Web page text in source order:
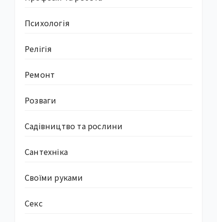
Психологія
Релігія
Ремонт
Розваги
Садівництво та рослини
Сантехніка
Своїми руками
Секс